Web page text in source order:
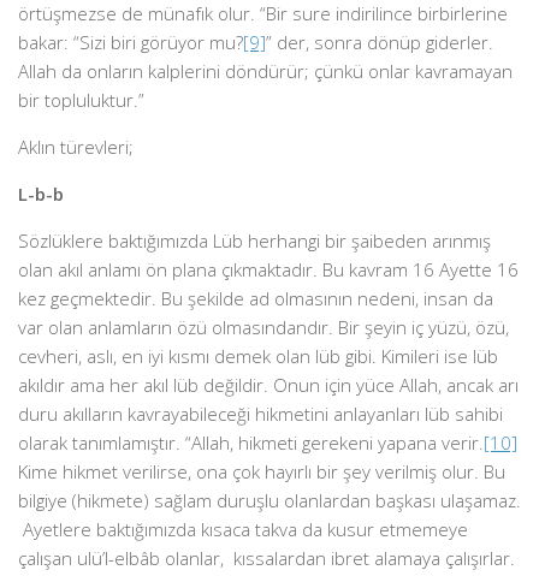
örtüşmezse de münafık olur. “Bir sure indirilince birbirlerine
bakar: “Sizi biri görüyor mu?[9]” der, sonra dönüp giderler.
Allah da onların kalplerini döndürür; çünkü onlar kavramayan
bir topluluktur.”
Aklın türevleri;
L-b-b
Sözlüklere baktığımızda Lüb herhangi bir şaibeden arınmış
olan akıl anlamı ön plana çıkmaktadır. Bu kavram 16 Ayette 16
kez geçmektedir. Bu şekilde ad olmasının nedeni, insan da
var olan anlamların özü olmasındandır. Bir şeyin iç yüzü, özü,
cevheri, aslı, en iyi kısmı demek olan lüb gibi. Kimileri ise lüb
akıldır ama her akıl lüb değildir. Onun için yüce Allah, ancak arı
duru akılların kavrayabileceği hikmetini anlayanları lüb sahibi
olarak tanımlamıştır. “Allah, hikmeti gerekeni yapana verir.[10]
Kime hikmet verilirse, ona çok hayırlı bir şey verilmiş olur. Bu
bilgiye (hikmete) sağlam duruşlu olanlardan başkası ulaşamaz.
Ayetlere baktığımızda kısaca takva da kusur etmemeye
çalışan ulü’l-elbâb olanlar, kıssalardan ibret alamaya çalışırlar.